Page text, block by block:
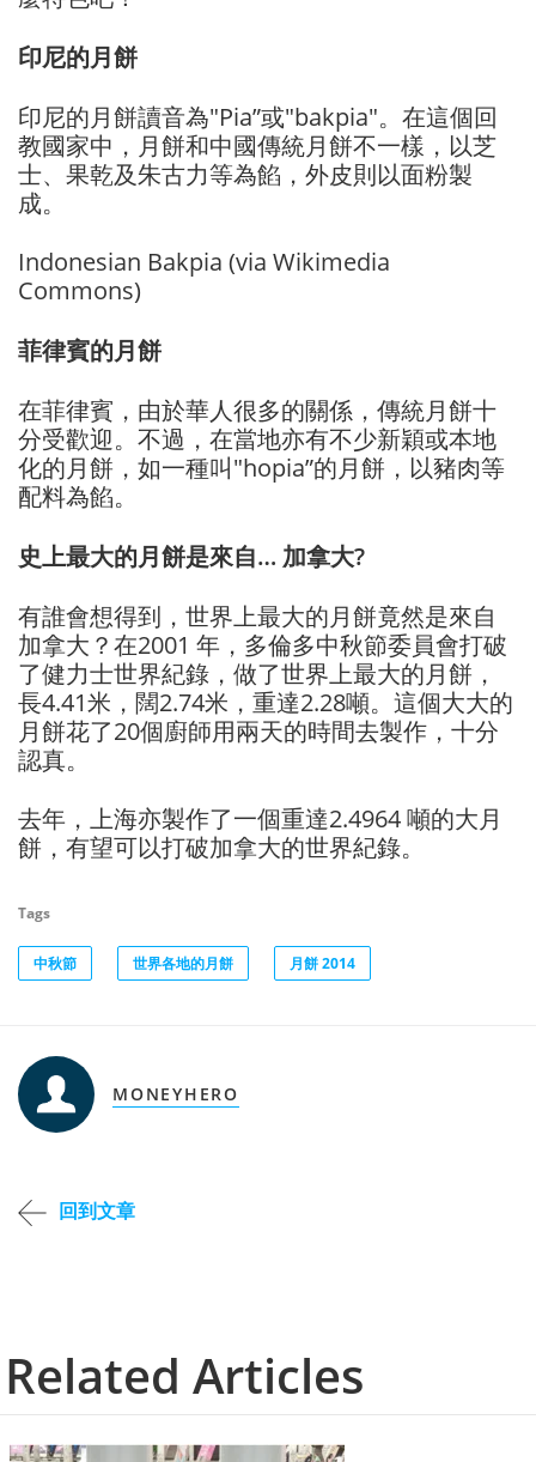
印尼的月餅
印尼的月餅讀音為"Pia”或"bakpia"。在這個回
教國家中，月餅和中國傳統月餅不一樣，以芝
士、果乾及朱古力等為餡，外皮則以面粉製
成。
Indonesian Bakpia (via Wikimedia
Commons)
菲律賓的月餅
在菲律賓，由於華人很多的關係，傳統月餅十
分受歡迎。不過，在當地亦有不少新穎或本地
化的月餅，如一種叫"hopia”的月餅，以豬肉等
配料為餡。
史上最大的月餅是來自… 加拿大?
有誰會想得到，世界上最大的月餅竟然是來自
加拿大？在2001 年，多倫多中秋節委員會打破
了健力士世界紀錄，做了世界上最大的月餅，
長4.41米，闊2.74米，重達2.28噸。這個大大的
月餅花了20個廚師用兩天的時間去製作，十分
認真。
去年，上海亦製作了一個重達2.4964 噸的大月
餅，有望可以打破加拿大的世界紀錄。
Tags
中秋節 世界各地的月餅 月餅 2014
MONEYHERO
回到文章
Related Articles